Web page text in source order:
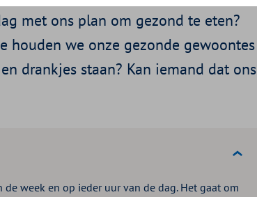
met ons plan om gezond te eten?
houden we onze gezonde gewoontes
drankjes staan? Kan iemand dat ons
week en op ieder uur van de dag. Het gaat om